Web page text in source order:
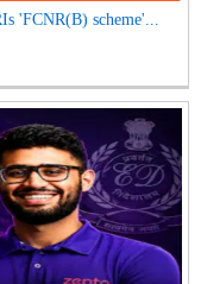
'FCNR(B) scheme'...